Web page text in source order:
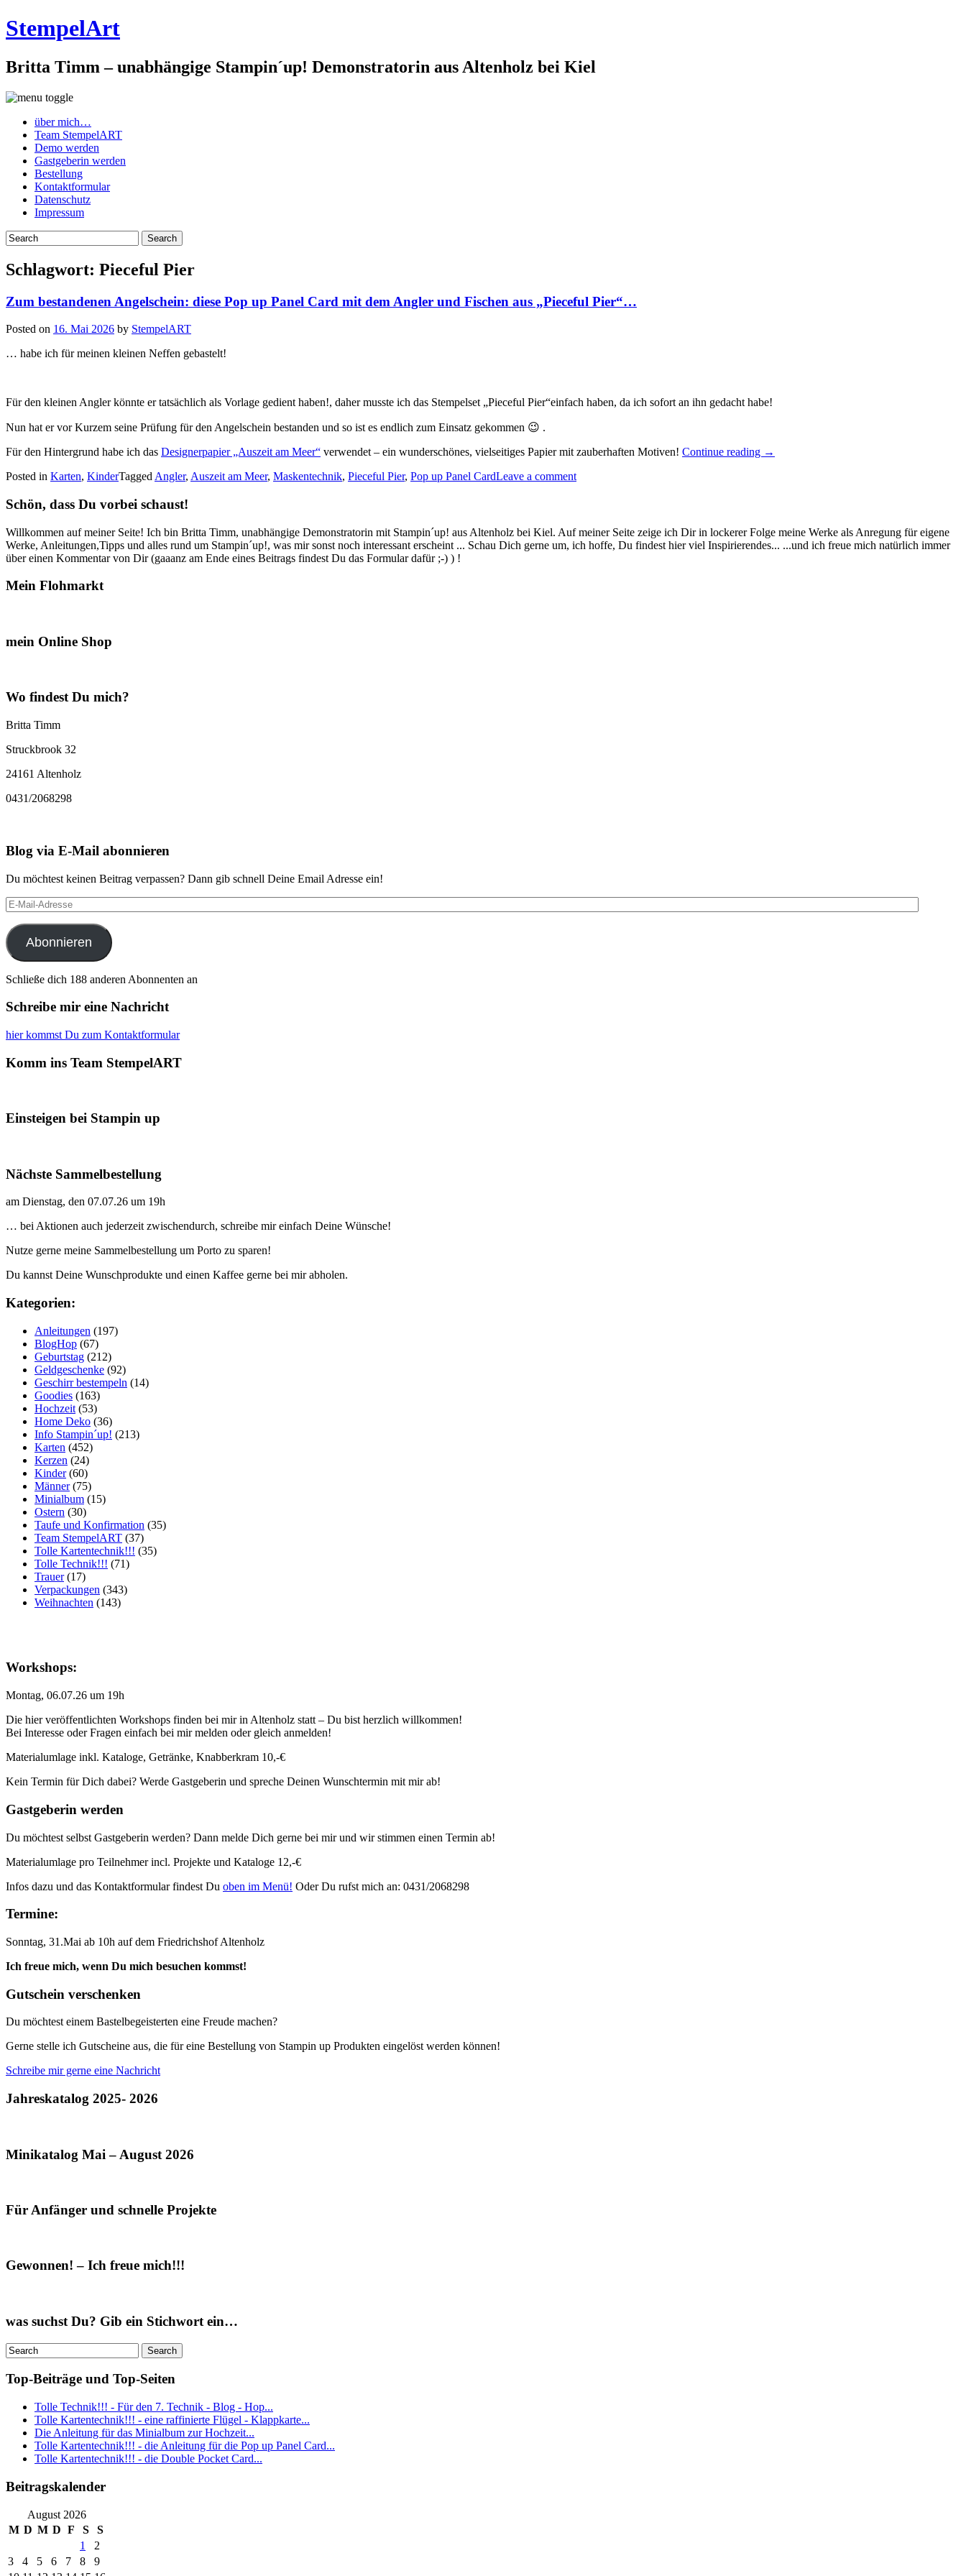
StempelArt
Britta Timm – unabhängige Stampin´up! Demonstratorin aus Altenholz bei Kiel
über mich…
Team StempelART
Demo werden
Gastgeberin werden
Bestellung
Kontaktformular
Datenschutz
Impressum
Schlagwort: Pieceful Pier
Zum bestandenen Angelschein: diese Pop up Panel Card mit dem Angler und Fischen aus „Pieceful Pier“…
Posted on 16. Mai 2026 by StempelART
… habe ich für meinen kleinen Neffen gebastelt!
Für den kleinen Angler könnte er tatsächlich als Vorlage gedient haben!, daher musste ich das Stempelset „Pieceful Pier“einfach haben, da ich sofort an ihn gedacht habe!
Nun hat er vor Kurzem seine Prüfung für den Angelschein bestanden und so ist es endlich zum Einsatz gekommen 😉 .
Für den Hintergrund habe ich das Designerpapier „Auszeit am Meer“ verwendet – ein wunderschönes, vielseitiges Papier mit zauberhaften Motiven! Continue reading „Zum
Panel
Card
→
Posted in Karten, KinderTagged Angler, Auszeit am Meer, Maskentechnik, Pieceful Pier, Pop up Panel CardLeave a comment
Schön, dass Du vorbei schaust!
Willkommen auf meiner Seite! Ich bin Britta Timm, unabhängige Demonstratorin mit Stampin´up! aus Altenholz bei Kiel. Auf meiner Seite zeige ich Dir in lockerer Folge meine Werke als Anregung für eigene
Werke, Anleitungen,Tipps und alles rund um Stampin´up!, was mir sonst noch interessant erscheint ... Schau Dich gerne um, ich hoffe, Du findest hier viel Inspirierendes... ...und ich freue mich natürlich immer
über einen Kommentar von Dir (gaaanz am Ende eines Beitrags findest Du das Formular dafür ;-) ) !
Mein Flohmarkt
mein Online Shop
Wo findest Du mich?
Britta Timm
Struckbrook 32
24161 Altenholz
0431/2068298
Blog via E-Mail abonnieren
Du möchtest keinen Beitrag verpassen? Dann gib schnell Deine Email Adresse ein!
E-
Mail-
Adresse
Abonnieren
Schließe dich 188 anderen Abonnenten an
Schreibe mir eine Nachricht
hier kommst Du zum Kontaktformular
Komm ins Team StempelART
Einsteigen bei Stampin up
Nächste Sammelbestellung
am Dienstag, den 07.07.26 um 19h
… bei Aktionen auch jederzeit zwischendurch, schreibe mir einfach Deine Wünsche!
Nutze gerne meine Sammelbestellung um Porto zu sparen!
Du kannst Deine Wunschprodukte und einen Kaffee gerne bei mir abholen.
Kategorien:
Anleitungen (197)
BlogHop (67)
Geburtstag (212)
Geldgeschenke (92)
Geschirr bestempeln (14)
Goodies (163)
Hochzeit (53)
Home Deko (36)
Info Stampin´up! (213)
Karten (452)
Kerzen (24)
Kinder(60)
Männer(75)
Minialbum (15)
Ostern (30)
Taufe und Konfirmation (35)
Team StempelART (37)
Tolle Kartentechnik!!! (35)
Tolle Technik!!! (71)
Trauer(17)
Verpackungen (343)
Weihnachten (143)
Workshops:
Montag, 06.07.26 um 19h
Die hier veröffentlichten Workshops finden bei mir in Altenholz statt – Du bist herzlich willkommen!
Bei Interesse oder Fragen einfach bei mir melden oder gleich anmelden!
Materialumlage inkl. Kataloge, Getränke, Knabberkram 10,-€
Kein Termin für Dich dabei? Werde Gastgeberin und spreche Deinen Wunschtermin mit mir ab!
Gastgeberin werden
Du möchtest selbst Gastgeberin werden? Dann melde Dich gerne bei mir und wir stimmen einen Termin ab!
Materialumlage pro Teilnehmer incl. Projekte und Kataloge 12,-€
Infos dazu und das Kontaktformular findest Du oben im Menü! Oder Du rufst mich an: 0431/2068298
Termine:
Sonntag, 31.Mai ab 10h auf dem Friedrichshof Altenholz
Ich freue mich, wenn Du mich besuchen kommst!
Gutschein verschenken
Du möchtest einem Bastelbegeisterten eine Freude machen?
Gerne stelle ich Gutscheine aus, die für eine Bestellung von Stampin up Produkten eingelöst werden können!
Schreibe mir gerne eine Nachricht
Jahreskatalog 2025- 2026
Minikatalog Mai – August 2026
Für Anfänger und schnelle Projekte
Gewonnen! – Ich freue mich!!!
was suchst Du? Gib ein Stichwort ein…
Top-Beiträge und Top-Seiten
Tolle Technik!!! - Für den 7. Technik - Blog - Hop...
Tolle Kartentechnik!!! - eine raffinierte Flügel - Klappkarte...
Die Anleitung für das Minialbum zur Hochzeit...
Tolle Kartentechnik!!! - die Anleitung für die Pop up Panel Card...
Tolle Kartentechnik!!! - die Double Pocket Card...
Beitragskalender
August 2026
M D M D F S
S
1
2
3
4 5 6 7 8
9